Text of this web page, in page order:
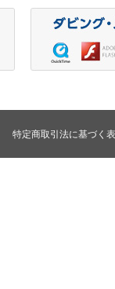
スイッチャ
編集コントローラ
コンバータ
TBC/FS
特定商取引法に基づく